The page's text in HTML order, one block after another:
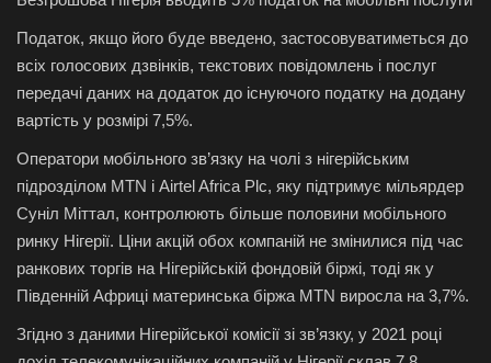
Податок, якщо його буде введено, застосовуватиметься до
всіх голосових дзвінків, текстових повідомлень і послуг
передачі даних на додаток до існуючого податку на додану
вартість у розмірі 7,5%.
Оператори мобільного зв’язку на чолі з нігерійським
підрозділом MTN і Airtel Africa Plc, яку підтримує мільярдер
Суніл Міттал, контролюють більше половини мобільного
ринку Нігерії. Ціни акцій обох компаній не змінилися під час
ранкових торгів на Нігерійській фондовій біржі, тоді як у
Південній Африці материнська біржа MTN виросла на 3,7%.
Згідно з даними Нігерійської комісії зі зв’язку, у 2021 році